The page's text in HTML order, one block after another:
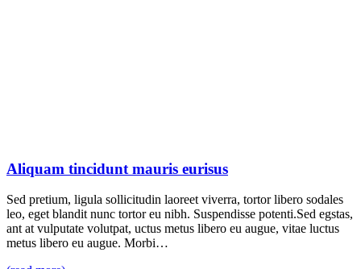
Aliquam tincidunt mauris eurisus
Sed pretium, ligula sollicitudin laoreet viverra, tortor libero sodales
leo, eget blandit nunc tortor eu nibh. Suspendisse potenti.Sed egstas,
ant at vulputate volutpat, uctus metus libero eu augue, vitae luctus
metus libero eu augue. Morbi…